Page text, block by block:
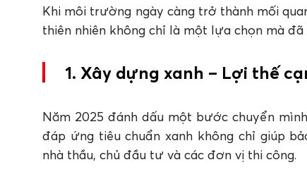
3. Apollo Silicone – Tiên phong cùng
Khi môi trường ngày càng trở thành mối
thiên nhiên không chỉ là một lựa chọn mà
1. Xây dựng xanh – Lợi thế
Năm 2025 đánh dấu một bước chuyển
đáp ứng tiêu chuẩn xanh không chỉ giúp
nhà thầu, chủ đầu tư và các đơn vị thi công.